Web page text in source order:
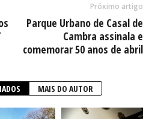
Próximo artigo
Parque Urbano de Casal de
Cambra assinala e
comemorar 50 anos de abril
MAIS DO AUTOR